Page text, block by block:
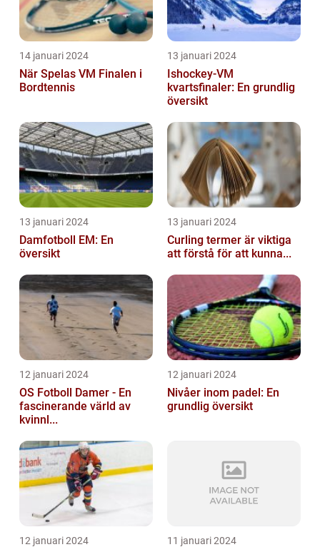
14 januari 2024
När Spelas VM Finalen i
Bordtennis
13 januari 2024
Ishockey-VM
kvartsfinaler: En grundlig
översikt
13 januari 2024
Damfotboll EM: En
översikt
13 januari 2024
Curling termer är viktiga
att förstå för att kunna...
12 januari 2024
OS Fotboll Damer - En
fascinerande värld av
kvinnl...
12 januari 2024
Nivåer inom padel: En
grundlig översikt
12 januari 2024 11 januari 2024